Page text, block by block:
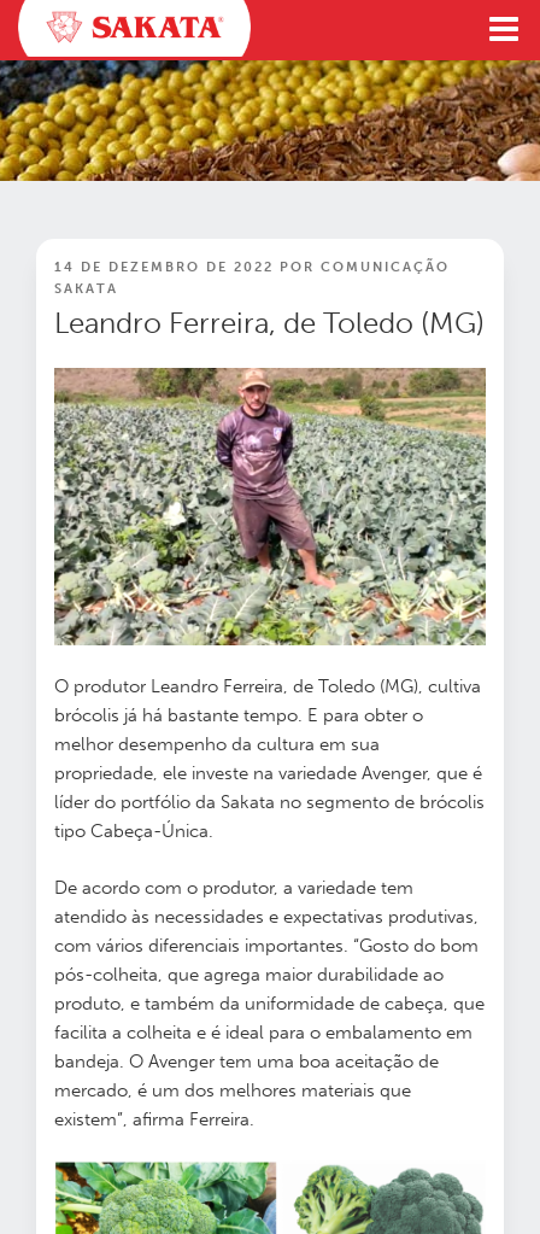
Pular
para
o
conteúdo
PUBLICADO
EM
14 DE DEZEMBRO DE 2022 POR COMUNICAÇÃO
SAKATA
Leandro Ferreira, de Toledo (MG)
O produtor Leandro Ferreira, de Toledo (MG), cultiva
brócolis já há bastante tempo. E para obter o
melhor desempenho da cultura em sua
propriedade, ele investe na variedade Avenger, que é
líder do portfólio da Sakata no segmento de brócolis
tipo Cabeça-Única.
De acordo com o produtor, a variedade tem
atendido às necessidades e expectativas produtivas,
com vários diferenciais importantes. “Gosto do bom
pós-colheita, que agrega maior durabilidade ao
produto, e também da uniformidade de cabeça, que
facilita a colheita e é ideal para o embalamento em
bandeja. O Avenger tem uma boa aceitação de
mercado, é um dos melhores materiais que
existem”, afirma Ferreira.